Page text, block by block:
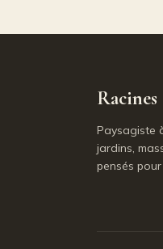
Racines
Paysagiste
jardins,
pensés